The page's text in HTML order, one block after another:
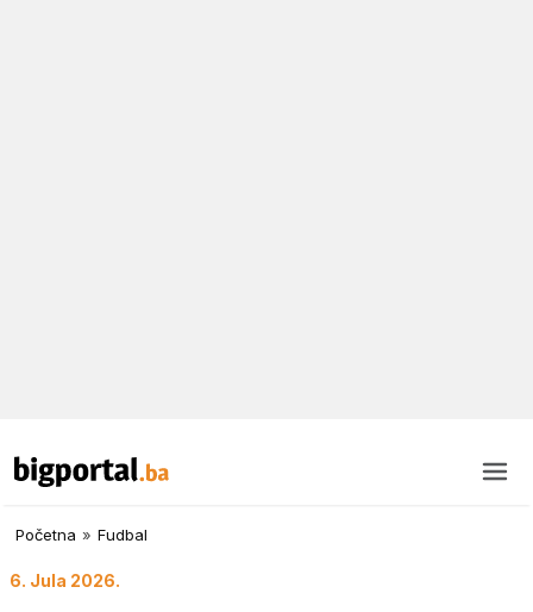
Početna » Fudbal
6. Jula 2026.